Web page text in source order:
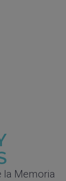
la Memoria